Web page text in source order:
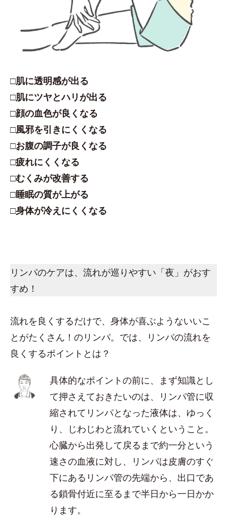
□肌に透明感が出る
□肌にツヤとハリが出る
□顔の血色が良くなる
□風邪を引きにくくなる
□お腹の調子が良くなる
□疲れにくくなる
□むくみが改善する
□睡眠の質が上がる
□身体が冷えにくくなる
リンパのケアは、流れが巡りやすい「夜」がおす
すめ！
流れを良くするだけで、身体が喜ぶようないいこ
とがたくさん！のリンパ。では、リンパの流れを
良くするポイントとは？
具体的なポイントの前に、まず知識とし
て押さえておきたいのは、リンパ管に収
縮されてリンパとなった液体は、ゆっく
り、じわじわと流れていくということ。
心臓から出発して戻るまで約一分という
速さの血液に対し、リンパは皮膚のすぐ
下にあるリンパ管の先端から、出口であ
る鎖骨付近に至るまで半日から一日かか
ります。